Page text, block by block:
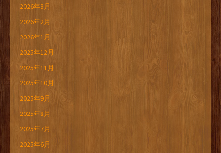
2026年3月
2026年2月
2026年1月
2025年12月
2025年11月
2025年10月
2025年9月
2025年8月
2025年7月
2025年6月